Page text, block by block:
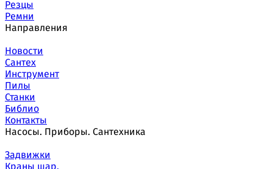
Резцы
Ремни
Направления
Новости
Сантех
Инструмент
Пилы
Станки
Библио
Контакты
Насосы. Приборы. Сантехника
Задвижки
Краны шар.